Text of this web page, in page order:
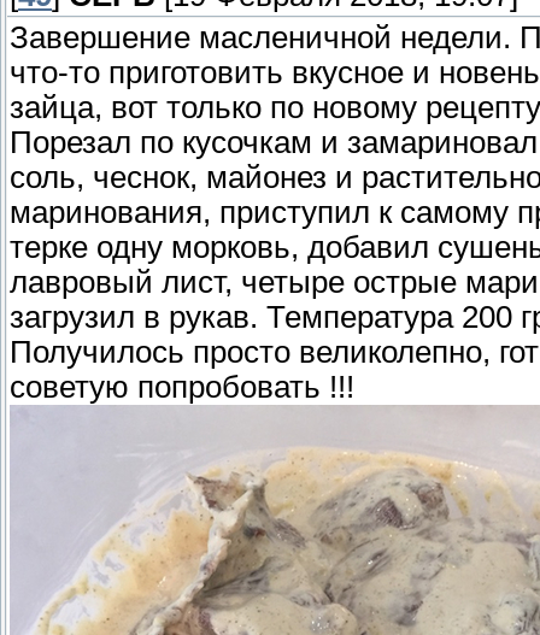
Завершение масленичной недели.
что-то приготовить вкусное и
зайца, вот только по новому
Порезал по кусочкам и
соль, чеснок, майонез и
маринования, приступил к самому
терке одну морковь, добавил
лавровый лист, четыре острые
загрузил в рукав. Температура 200
Получилось просто великолепно,
советую попробовать !!!